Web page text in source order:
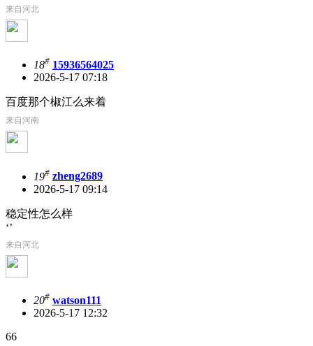
来自河北
18# 15936564025
2026-5-17 07:18
百度那个椒江么来着
来自河南
19# zheng2689
2026-5-17 09:14
稳定性怎么样
‘’
来自河北
20# watson111
2026-5-17 12:32
66